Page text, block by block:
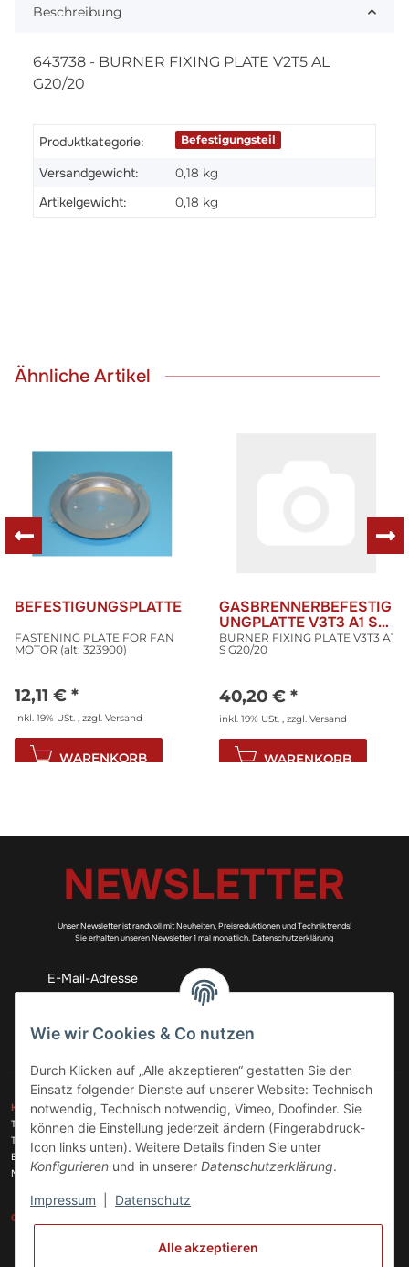
Beschreibung
643738 - BURNER FIXING PLATE V2T5 AL
G20/20
Produktkategorie: Befestigungsteil
Versandgewicht: 0,18 kg
Artikelgewicht: 0,18 kg
Ähnliche Artikel
BEFESTIGUNGSPLATTE
FASTENING PLATE FOR FAN
MOTOR (alt: 323900)
12,11 € *
inkl. 19% USt. , zzgl. Versand
WARENKORB
GASBRENNERBEFESTIG
UNGPLATTE V3T3 A1 S
G2
BURNER FIXING PLATE V3T3 A1
S G20/20
40,20 € *
inkl. 19% USt. , zzgl. Versand
WARENKORB
NEWSLETTER
Unser Newsletter ist randvoll mit Neuheiten, Preisreduktionen und Techniktrends!
Sie erhalten unseren Newsletter 1 mal monatlich.Datenschutzerklärung
Abonnieren
KONTAKT
Telefon:+49 (0)6074 816 08 0
Telefax:
+49 (0)6074 215 08 60
E-Mail:
info@meinhausgeraetedoc.de
Max Planck Str. 6 c, 63322 Rödermark
GESETZLICHE INFORMATIONEN
ZAHLUNGSARTEN
VERSANDARTEN
Wie wir Cookies & Co nutzen
Durch Klicken auf „Alle akzeptieren“ gestatten Sie den
Einsatz folgender Dienste auf unserer Website: Technisch
notwendig, Technisch notwendig, Vimeo, Doofinder. Sie
können die Einstellung jederzeit ändern (Fingerabdruck-
Icon links unten). Weitere Details finden Sie unter
Konfigurieren und in unserer Datenschutzerklärung.
Impressum Datenschutz
Alle akzeptieren